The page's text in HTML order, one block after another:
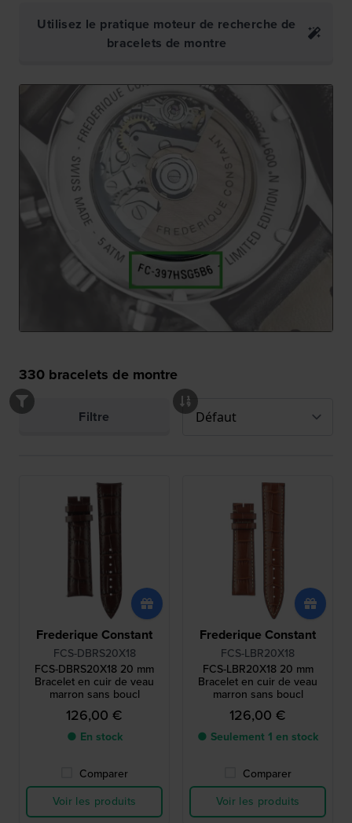
Utilisez le pratique moteur de recherche de
bracelets de montre
330 bracelets de montre
Filtre
Frederique Constant
FCS-DBRS20X18
FCS-DBRS20X18 20 mm
Bracelet en cuir de veau
marron sans boucl
126,00 €
● En stock
Comparer
Voir les produits
Frederique Constant
FCS-LBR20X18
FCS-LBR20X18 20 mm
Bracelet en cuir de veau
marron sans boucl
126,00 €
● Seulement 1 en stock
Comparer
Voir les produits